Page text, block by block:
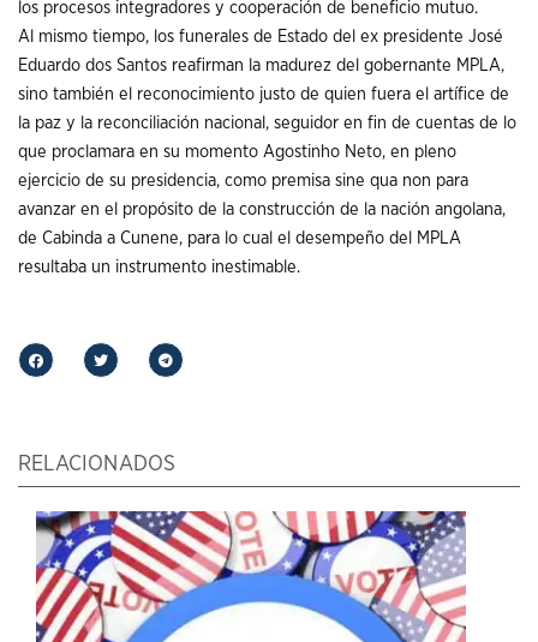
los procesos integradores y cooperación de beneficio mutuo.
Al mismo tiempo, los funerales de Estado del ex presidente José
Eduardo dos Santos reafirman la madurez del gobernante MPLA,
sino también el reconocimiento justo de quien fuera el artífice de
la paz y la reconciliación nacional, seguidor en fin de cuentas de lo
que proclamara en su momento Agostinho Neto, en pleno
ejercicio de su presidencia, como premisa sine qua non para
avanzar en el propósito de la construcción de la nación angolana,
de Cabinda a Cunene, para lo cual el desempeño del MPLA
resultaba un instrumento inestimable.
RELACIONADOS